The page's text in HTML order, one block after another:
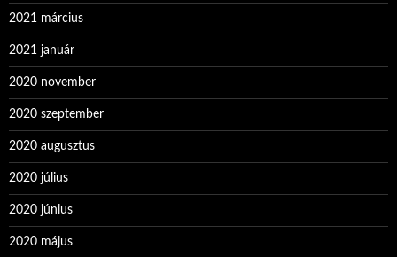
2021 március
2021 január
2020 november
2020 szeptember
2020 augusztus
2020 július
2020 június
2020 május